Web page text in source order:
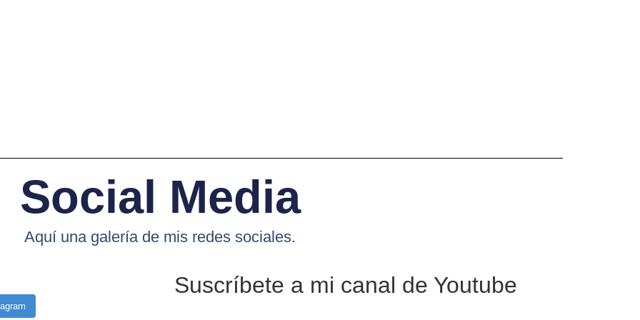
Social Media
Aquí una galería de mis redes sociales.
Suscríbete a mi canal de Youtube